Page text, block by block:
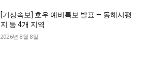
[기상속보] 호우 예비특보 발표 — 동해시평
지 등 4개 지역
2026년 8월 8일